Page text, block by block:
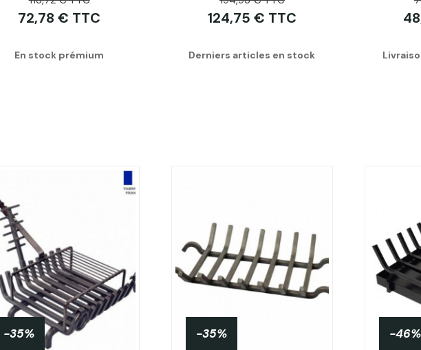
72,78 € TTC
En stock prémium
124,75 € TTC
Derniers articles en stock
-35% -35% -46%